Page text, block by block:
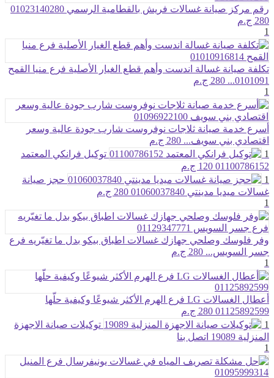
رقم مركز صيانة غسالات فريش بالقطامية الرسمي 01023140280
280 ج.م
1
تكلفة صيانة غسالة اندست وأهم قطع الغيار الأصلية فرع منيا القمح
0101091...
280 ج.م
1
أسرع خدمة صيانة ثلاجات نوفروست شارب جودة عالية وسعر
اقتصادي بني سويف... 280 ج.م
1
توكيل فرانكي المعتمد
01100786152 120 ج.م
1
حجز صيانة
غسالات ميديا مدينتي 01060037840
280 ج.م
1
وفر فلوسك وصلحي جهازك غسالات اطباق بيكو بدل ما تغيّريه فرع
جسر السويس... 280 ج.م
1
أعطال الغسالات LG فرع الهرم الأكثر شيوعًا وكيفية حلّها
01125892599 280 ج.م
1
توكيلات صيانة الاجهزة
المنزلية 19089
اتصل بنا
1